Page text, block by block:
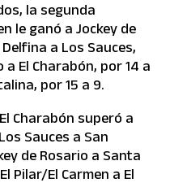
la segunda
le ganó a Jockey de
a Los Sauces,
a El Charabón, por 14 a
por 15 a 9.
Charabón superó a
Sauces a San
de Rosario a Santa
Pilar/El Carmen a El